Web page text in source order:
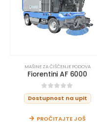
MAŠINE ZA ČIŠĆENJE PODOVA
Fiorentini AF 6000
0out of 5
Dostupnost na upit
PROČITAJTE JOŠ